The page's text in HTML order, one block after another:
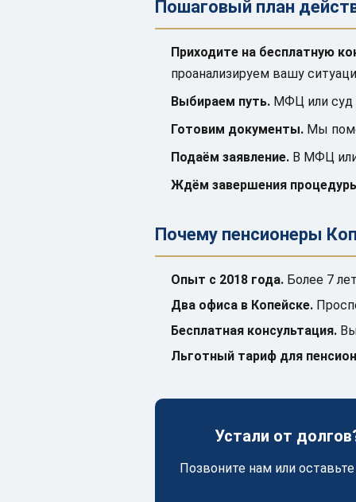
Пошаговый план
Приходите на бесплатную
проанализируем вашу
Выбираем путь. МФЦ или суд
Готовим документы. Мы
Подаём заявление. В МФЦ
Ждём завершения
Почему пенсионеры
Опыт с 2018 года. Более 7
Два офиса в Копейске.
Бесплатная консультация.
Льготный тариф для
Устали от
Позвоните нам или